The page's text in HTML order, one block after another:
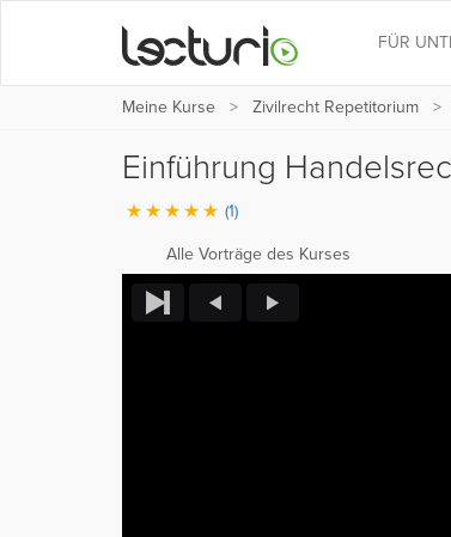
FÜR
Meine Kurse Zivilrecht Repetitorium
Einführung
(1)
Alle Vorträge des Kurses